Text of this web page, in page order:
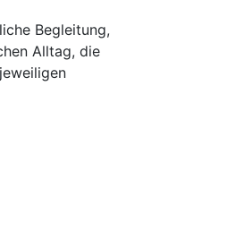
Begleitung,
Alltag, die